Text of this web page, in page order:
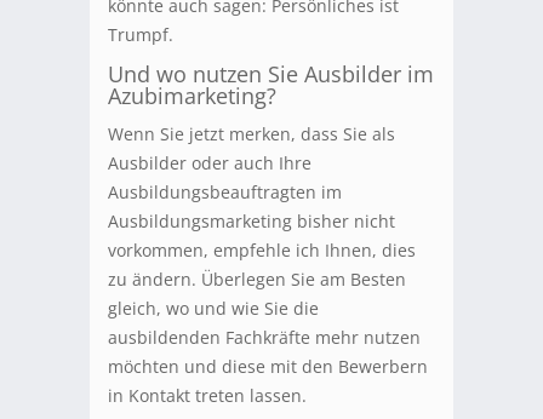
könnte auch sagen: Persönliches ist
Trumpf.
Und wo nutzen Sie Ausbilder im
Azubimarketing?
Wenn Sie jetzt merken, dass Sie als
Ausbilder oder auch Ihre
Ausbildungsbeauftragten im
Ausbildungsmarketing bisher nicht
vorkommen, empfehle ich Ihnen, dies
zu ändern. Überlegen Sie am Besten
gleich, wo und wie Sie die
ausbildenden Fachkräfte mehr nutzen
möchten und diese mit den Bewerbern
in Kontakt treten lassen.